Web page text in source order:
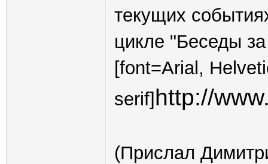
текущих
цикле "Беседы
[font=Arial,
serif] http://
(Прислал